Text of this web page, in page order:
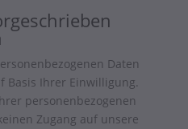
Daten
Basis Ihrer Einwilligung.
personenbezogenen
Zugang auf unsere